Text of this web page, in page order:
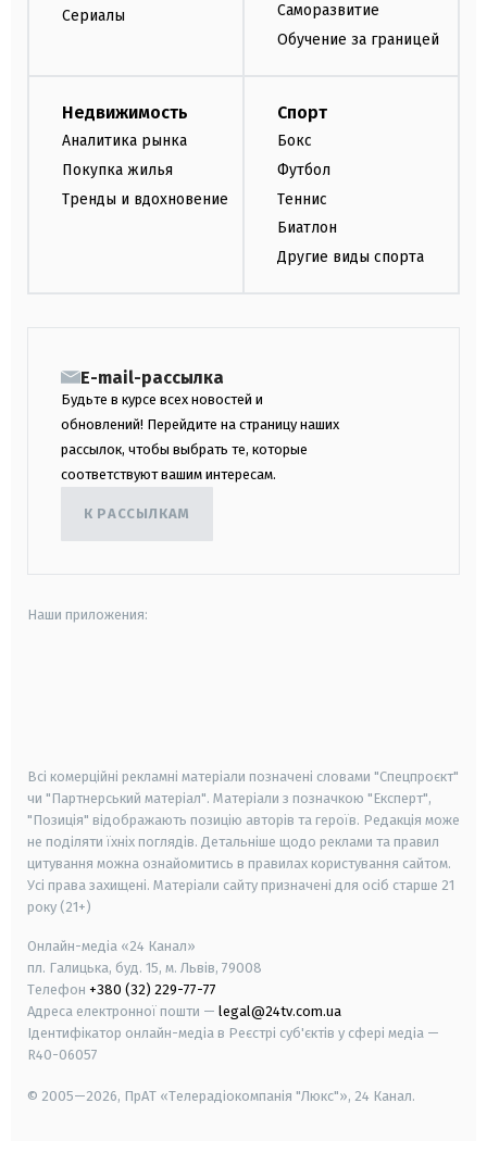
Сериалы
Саморазвитие
Обучение за границей
Недвижимость
Аналитика рынка
Покупка жилья
Тренды и вдохновение
Спорт
Бокс
Футбол
Теннис
Биатлон
Другие виды спорта
E-mail-рассылка
Будьте в курсе всех новостей и
обновлений! Перейдите на страницу наших
рассылок, чтобы выбрать те, которые
соответствуют вашим интересам.
К РАССЫЛКАМ
Наши приложения:
Всі комерційні рекламні матеріали позначені словами "Спецпроєкт"
чи "Партнерський матеріал". Матеріали з позначкою "Експерт",
"Позиція" відображають позицію авторів та героїв. Редакція може
не поділяти їхніх поглядів. Детальніше щодо реклами та правил
цитування можна ознайомитись в правилах користування сайтом.
Усі права захищені. Матеріали сайту призначені для осіб старше 21
року (21+)
Онлайн-медіа «24 Канал»
пл. Галицька, буд. 15, м. Львів, 79008
Телефон +380 (32) 229-77-77
Адреса електронної пошти — legal@24tv.com.ua
Ідентифікатор онлайн-медіа в Реєстрі суб'єктів у сфері медіа —
R40-06057
© 2005—2026, ПрАТ «Телерадіокомпанія "Люкс"», 24 Канал.